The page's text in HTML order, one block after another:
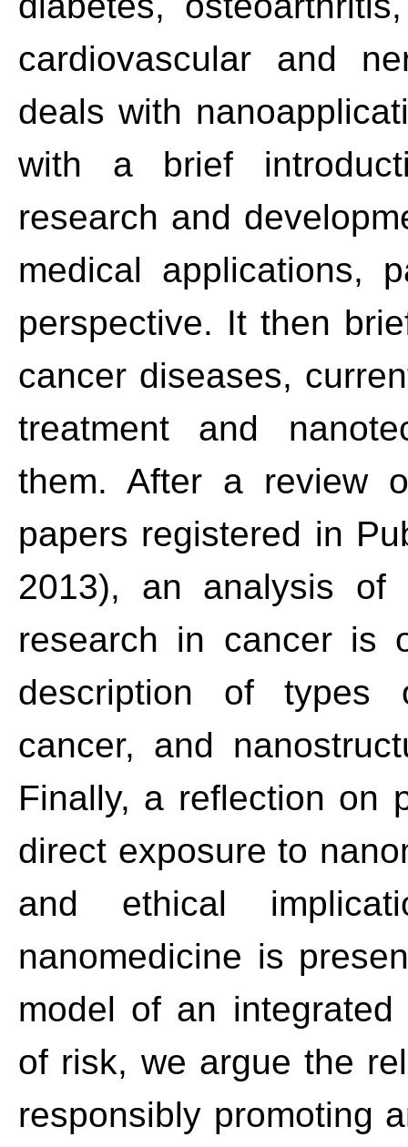
cardiovascular and
deals with
with a brief
research and
medical applications,
perspective. It then
cancer diseases,
treatment and
them. After a review
papers registered in
2013), an analysis of
research in cancer is
description of types
cancer, and
Finally, a reflection on
direct exposure to
and ethical
nanomedicine is
model of an integrated
of risk, we argue the
responsibly promoting